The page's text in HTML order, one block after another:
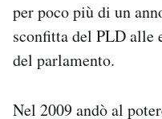
per poco più di un
sconfitta del PLD alle
del parlamento.
Nel 2009 andò al